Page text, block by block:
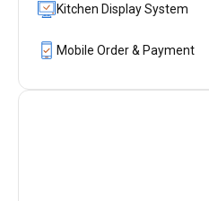
Kitchen Display System
Mobile Order & Payment